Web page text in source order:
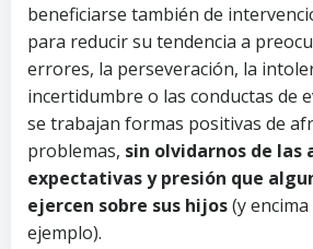
beneficiarse también de
para reducir su tendencia a
errores, la perseveración, la
incertidumbre o las conductas de
se trabajan formas positivas de
problemas, sin olvidarnos de las
expectativas y presión que
ejercen sobre sus hijos(y
ejemplo).